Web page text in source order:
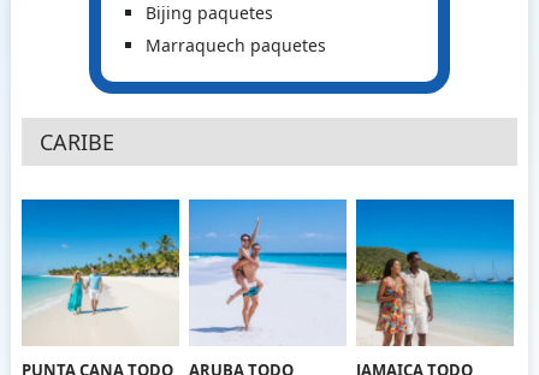
Bijing paquetes
Marraquech paquetes
CARIBE
PUNTA CANA TODO ARUBA TODO JAMAICA TODO